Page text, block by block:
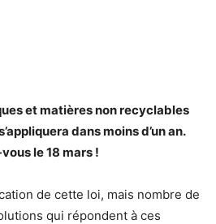
et matières non recyclables
dans moins d’un an.
le 18 mars !
de cette loi, mais nombre de
qui répondent à ces